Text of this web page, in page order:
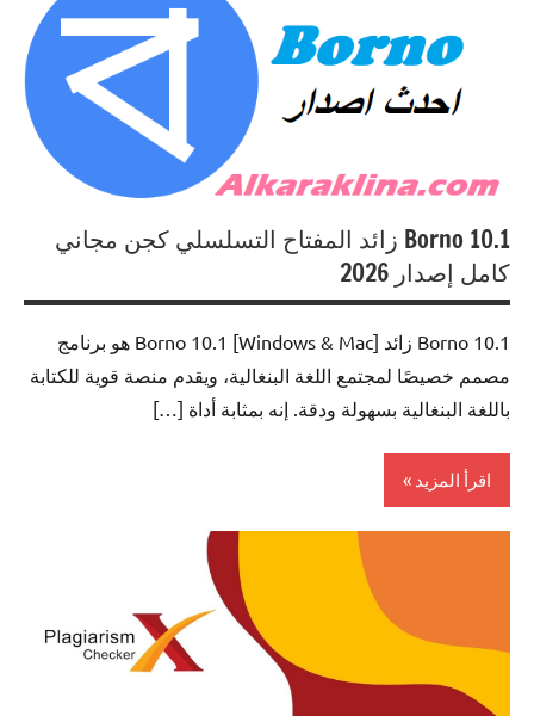
Borno 10.1 زائد المفتاح التسلسلي كجن مجاني
كامل إصدار 2026
Borno 10.1 زائد [Windows & Mac] Borno 10.1 هو برنامج
مصمم خصيصًا لمجتمع اللغة البنغالية، ويقدم منصة قوية للكتابة
باللغة البنغالية بسهولة ودقة. إنه بمثابة أداة […]
اقرأ المزيد